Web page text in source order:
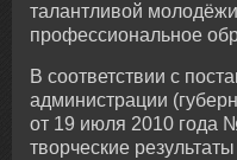
талантливой
профессиональное
В соответствии с
администрации
от 19 июля 2010 года
творческие